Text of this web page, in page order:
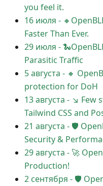
you feel it.
16 июля -
Faster Than Ever.
29 июля -
Parasitic Traffic
5 августа - 🔸
protection for DoH
13 августа - ↘ Few
Tailwind CSS and
21 августа - 🛡
Security &
29 августа - 🚀
Production!
2 сентября - 🛡